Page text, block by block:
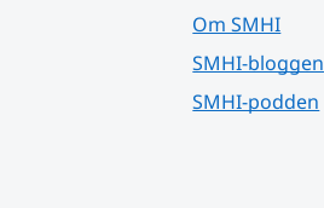
Om SMHI
SMHI-bloggen
SMHI-podden